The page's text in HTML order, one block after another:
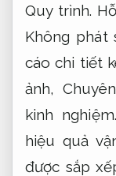
Quy trình.
Không phát
cáo chi tiết
ảnh,
kinh nghiệm.
hiệu quả
được sắp